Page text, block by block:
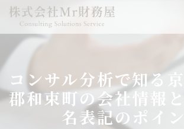
コンサル分析で知る
郡和束町の会社情報
名表記のポイン